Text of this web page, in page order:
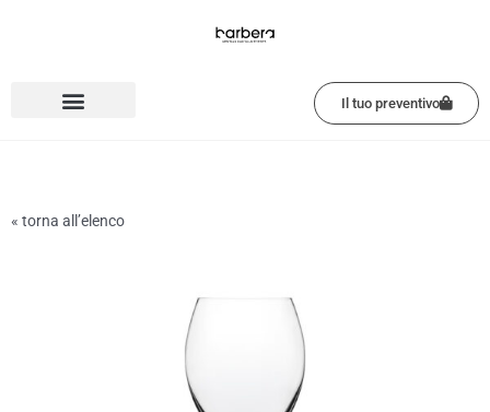
Il tuo preventivo
« torna all’elenco